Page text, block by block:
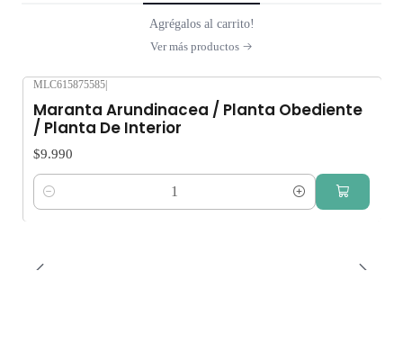
Agrégalos al carrito!
Ver más productos
MLC615875585
Maranta Arundinacea / Planta Obediente
/ Planta De Interior
$9.990
Cantidad